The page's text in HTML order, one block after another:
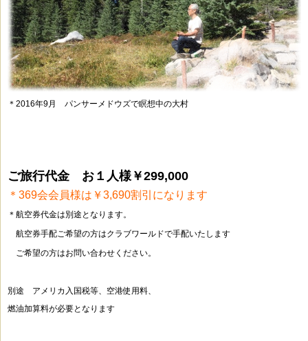
＊2016年9月 パンサーメドウズで瞑想中の大村
ご旅行代金 お１人様￥299,000
＊369会会員様は￥3,690割引になります
＊航空券代金は別途となります。
航空券手配ご希望の方はクラブワールドで手配いたします
ご希望の方はお問い合わせください。
別途 アメリカ入国税等、空港使用料、
燃油加算料が必要となります